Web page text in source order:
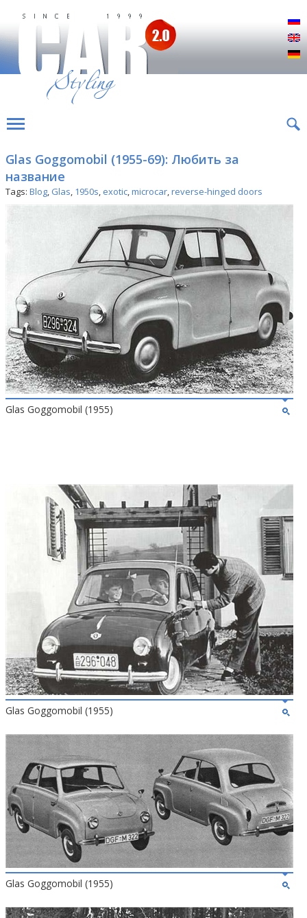
Glas Goggomobil (1955-69): Любить за
название
Tags: Blog, Glas, 1950s, exotic,microcar,reverse-hinged doors
Glas Goggomobil (1955)
Glas Goggomobil (1955)
Glas Goggomobil (1955)